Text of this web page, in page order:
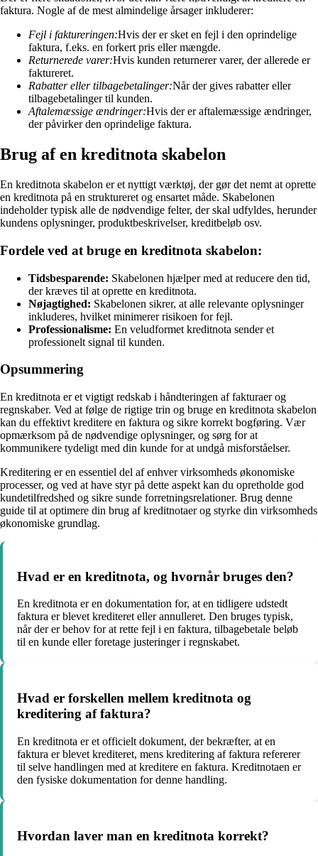
faktura. Nogle af de mest almindelige årsager inkluderer:
Fejl i faktureringen:Hvis der er sket en fejl i den oprindelige
faktura, f.eks. en forkert pris eller mængde.
Returnerede varer:Hvis kunden returnerer varer, der allerede er
faktureret.
Rabatter eller tilbagebetalinger:Når der gives rabatter eller
tilbagebetalinger til kunden.
Aftalemæssige ændringer:Hvis der er aftalemæssige ændringer,
der påvirker den oprindelige faktura.
Brug af en kreditnota skabelon
En kreditnota skabelon er et nyttigt værktøj, der gør det nemt at oprette
en kreditnota på en struktureret og ensartet måde. Skabelonen
indeholder typisk alle de nødvendige felter, der skal udfyldes, herunder
kundens oplysninger, produktbeskrivelser, kreditbeløb osv.
Fordele ved at bruge en kreditnota skabelon:
Tidsbesparende: Skabelonen hjælper med at reducere den tid,
der kræves til at oprette en kreditnota.
Nøjagtighed: Skabelonen sikrer, at alle relevante oplysninger
inkluderes, hvilket minimerer risikoen for fejl.
Professionalisme: En veludformet kreditnota sender et
professionelt signal til kunden.
Opsummering
En kreditnota er et vigtigt redskab i håndteringen af fakturaer og
regnskaber. Ved at følge de rigtige trin og bruge en kreditnota skabelon
kan du effektivt kreditere en faktura og sikre korrekt bogføring. Vær
opmærksom på de nødvendige oplysninger, og sørg for at
kommunikere tydeligt med din kunde for at undgå misforståelser.
Kreditering er en essentiel del af enhver virksomheds økonomiske
processer, og ved at have styr på dette aspekt kan du opretholde god
kundetilfredshed og sikre sunde forretningsrelationer. Brug denne
guide til at optimere din brug af kreditnotaer og styrke din virksomheds
økonomiske grundlag.
Hvad er en kreditnota, og hvornår bruges den?
En kreditnota er en dokumentation for, at en tidligere udstedt
faktura er blevet krediteret eller annulleret. Den bruges typisk,
når der er behov for at rette fejl i en faktura, tilbagebetale beløb
til en kunde eller foretage justeringer i regnskabet.
Hvad er forskellen mellem kreditnota og
kreditering af faktura?
En kreditnota er et officielt dokument, der bekræfter, at en
faktura er blevet krediteret, mens kreditering af faktura refererer
til selve handlingen med at kreditere en faktura. Kreditnotaen er
den fysiske dokumentation for denne handling.
Hvordan laver man en kreditnota korrekt?